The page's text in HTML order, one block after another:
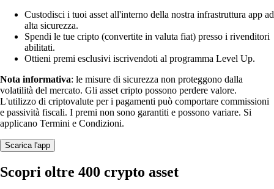
Custodisci i tuoi asset all'interno della nostra infrastruttura app ad
alta sicurezza.
Spendi le tue cripto (convertite in valuta fiat) presso i rivenditori
abilitati.
Ottieni premi esclusivi iscrivendoti al programma Level Up.
Nota informativa: le misure di sicurezza non proteggono dalla
volatilità del mercato. Gli asset cripto possono perdere valore.
L'utilizzo di criptovalute per i pagamenti può comportare commissioni
e passività fiscali. I premi non sono garantiti e possono variare. Si
applicano Termini e Condizioni.
Scarica l'app
Scopri oltre 400 crypto asset